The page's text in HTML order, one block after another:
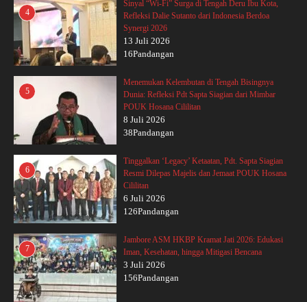
4
Sinyal “Wi-Fi” Surga di Tengah Deru Ibu Kota,
Refleksi Dalie Sutanto dari Indonesia Berdoa
Synergi 2026
13 Juli 2026
16Pandangan
5
Menemukan Kelembutan di Tengah Bisingnya
Dunia: Refleksi Pdt Sapta Siagian dari Mimbar
POUK Hosana Cililitan
8 Juli 2026
38Pandangan
6
Tinggalkan ‘Legacy’ Ketaatan, Pdt. Sapta Siagian
Resmi Dilepas Majelis dan Jemaat POUK Hosana
Cililitan
6 Juli 2026
126Pandangan
7
Jambore ASM HKBP Kramat Jati 2026: Edukasi
Iman, Kesehatan, hingga Mitigasi Bencana
3 Juli 2026
156Pandangan